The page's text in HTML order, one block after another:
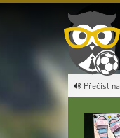
Přečíst